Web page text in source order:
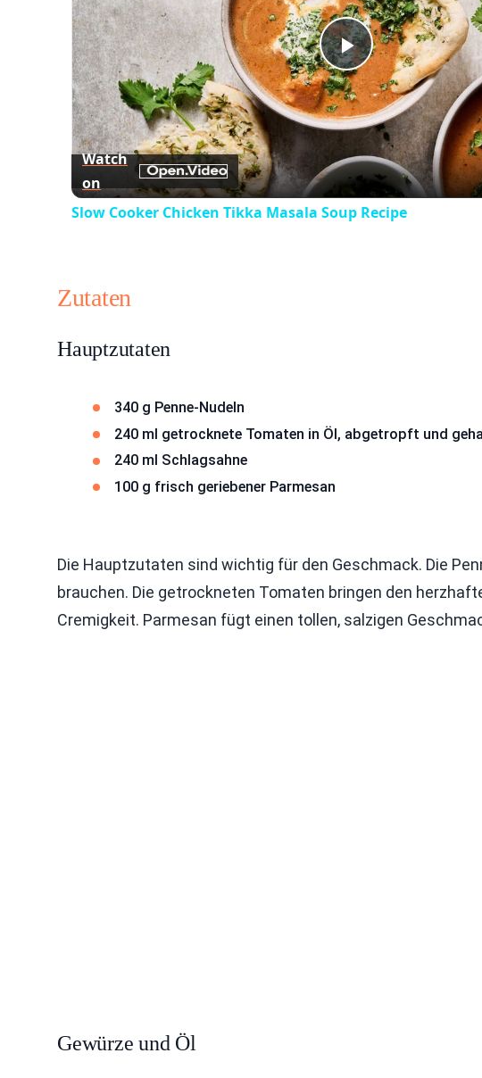
Play
Video
Watch
on
Slow Cooker Chicken Tikka Masala Soup Recipe
Zutaten
Hauptzutaten
340 g Penne-Nudeln
240 ml getrocknete Tomaten in Öl, abgetropft und
240 ml Schlagsahne
100 g frisch geriebener Parmesan
Die Hauptzutaten sind wichtig für den Geschmack. Die
brauchen. Die getrockneten Tomaten bringen den
Cremigkeit. Parmesan fügt einen tollen, salzigen
Gewürze und Öl